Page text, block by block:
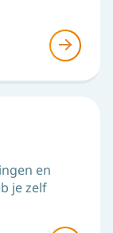
en
je zelf